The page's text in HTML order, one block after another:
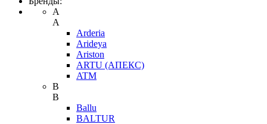
A
A
Arderia
Arideya
Ariston
ARTU (АПЕКС)
ATM
B
B
Ballu
BALTUR